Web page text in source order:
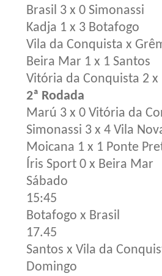
Brasil 3 x 0 Simonassi
Kadja 1 x 3 Botafogo
Vila da Conquista x
Beira Mar 1 x 1 Santos
Vitória da Conquista 2 x
2ª Rodada
Marú 3 x 0 Vitória da
Simonassi 3 x 4 Vila
Moicana 1 x 1 Ponte
Íris Sport 0 x Beira Mar
Sábado
15:45
Botafogo x Brasil
17.45
Santos x Vila da
Domingo